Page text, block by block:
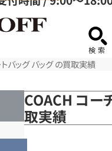
サ
バッグ バッグ の買取実績
COACH コー
取実績